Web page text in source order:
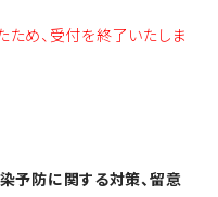
ため、受付を終了いたしま
予防に関する対策、留意